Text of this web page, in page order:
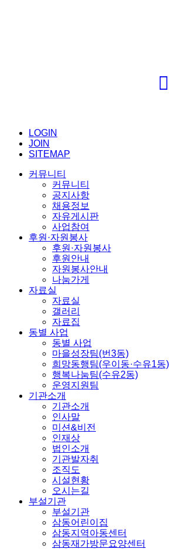
LOGIN
JOIN
SITEMAP
커뮤니티
커뮤니티
공지사항
채용정보
자유게시판
사업참여
후원·자원봉사
후원·자원봉사
후원안내
자원봉사안내
나눔가게
자료실
자료실
갤러리
자료집
동별 사업
동별 사업
마을성장팀(번3동)
희망동행팀(우이동·수유1동)
행복나눔팀(수유2동)
운영지원팀
기관소개
기관소개
인사말
미션&비전
인재상
법인소개
기관발자취
조직도
시설현황
오시는길
부설기관
부설기관
삼동어린이집
삼동지역아동센터
삼동재가방문요양센터